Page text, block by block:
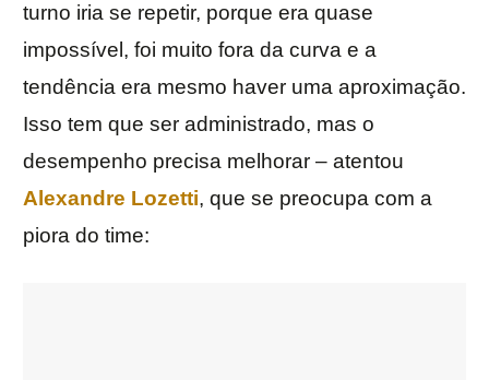
turno iria se repetir, porque era quase
impossível, foi muito fora da curva e a
tendência era mesmo haver uma aproximação.
Isso tem que ser administrado, mas o
desempenho precisa melhorar – atentou
Alexandre Lozetti, que se preocupa com a
piora do time: